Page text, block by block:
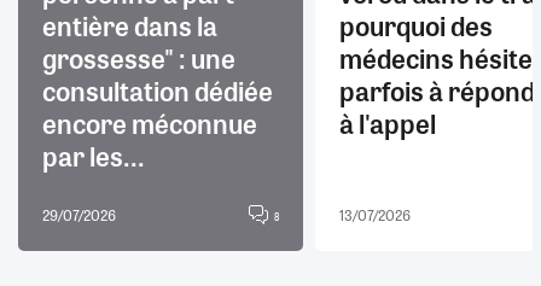
entière dans la
grossesse" : une
consultation dédiée
encore méconnue
par les...
29/07/2026 8
pourquoi des
médecins
parfois à
à l'appel
13/07/2026